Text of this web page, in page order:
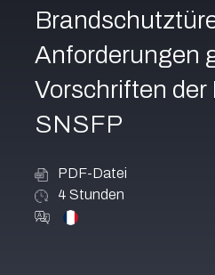
Anforderungen
Vorschriften der
SNSFP
PDF-Datei
4 Stunden